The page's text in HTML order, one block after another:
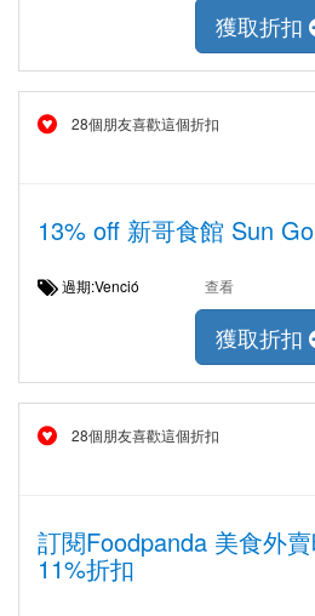
獲取折扣
28個朋友喜歡這個折扣
13% off 新哥食館 Sun
過期:Venció 查看
獲取折扣
28個朋友喜歡這個折扣
訂閱Foodpanda 美食外
11%折扣